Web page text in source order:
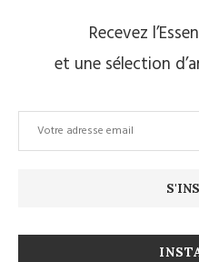
Recevez
et une sélection